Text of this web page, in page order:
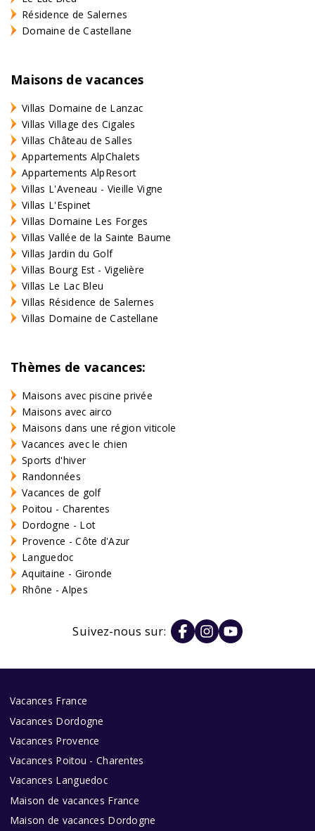
Résidence de Salernes
Domaine de Castellane
Maisons de vacances
Villas Domaine de Lanzac
Villas Village des Cigales
Villas Château de Salles
Appartements AlpChalets
Appartements AlpResort
Villas L'Aveneau - Vieille Vigne
Villas L'Espinet
Villas Domaine Les Forges
Villas Vallée de la Sainte Baume
Villas Jardin du Golf
Villas Bourg Est - Vigelière
Villas Le Lac Bleu
Villas Résidence de Salernes
Villas Domaine de Castellane
Thèmes de vacances:
Maisons avec piscine privée
Maisons avec airco
Maisons dans une région viticole
Vacances avec le chien
Sports d'hiver
Randonnées
Vacances de golf
Poitou - Charentes
Dordogne - Lot
Provence - Côte d'Azur
Languedoc
Aquitaine - Gironde
Rhône - Alpes
Suivez-nous sur:
Vacances France
Vacances Dordogne
Vacances Provence
Vacances Poitou - Charentes
Vacances Languedoc
Maison de vacances France
Maison de vacances Dordogne